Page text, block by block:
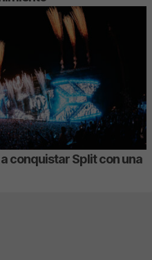
conquistar Split con una